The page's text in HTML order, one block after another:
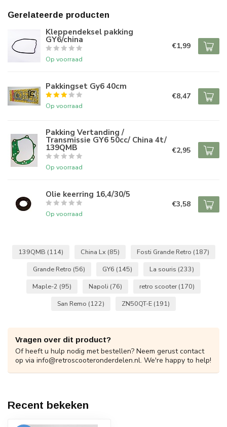
Gerelateerde producten
Kleppendeksel pakking
GY6/china
Op voorraad
€1,99
Pakkingset Gy6 40cm
Op voorraad
€8,47
Pakking Vertanding /
Transmissie GY6 50cc/ China 4t/
139QMB
Op voorraad
€2,95
Olie keerring 16,4/30/5
Op voorraad
€3,58
139QMB (114) China Lx (85) Fosti Grande Retro (187)
Grande Retro (56) GY6 (145) La souris (233)
Maple-2 (95) Napoli (76) retro scooter (170)
San Remo (122) ZN50QT-E (191)
Vragen over dit product?
Of heeft u hulp nodig met bestellen? Neem gerust contact
op via info@retroscooteronderdelen.nl. We're happy to help!
Recent bekeken